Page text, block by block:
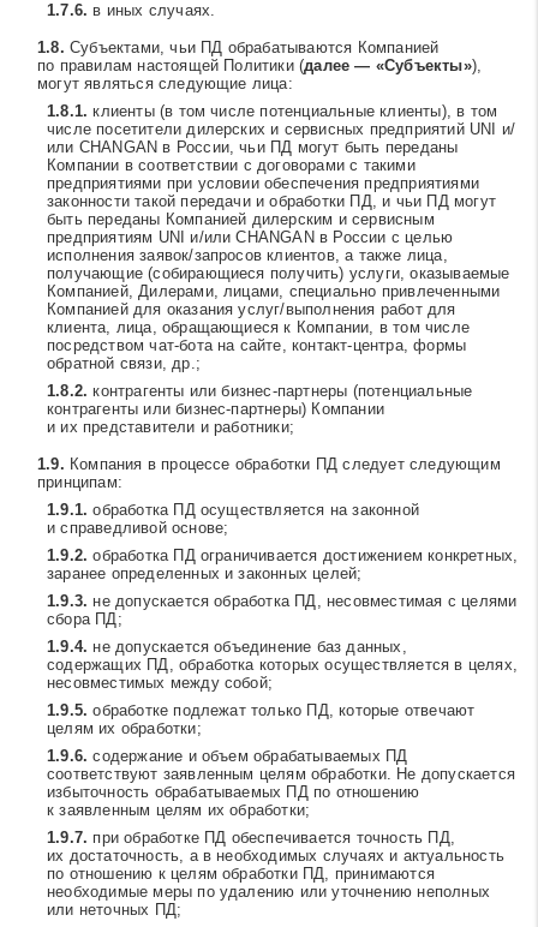
в иных случаях.
Субъектами, чьи ПД обрабатываются Компанией
по правилам настоящей Политики (далее — «Субъекты»),
могут являться следующие лица:
клиенты (в том числе потенциальные клиенты), в том
числе посетители дилерских и сервисных предприятий UNI и/
или CHANGAN в России, чьи ПД могут быть переданы
Компании в соответствии с договорами с такими
предприятиями при условии обеспечения предприятиями
законности такой передачи и обработки ПД, и чьи ПД могут
быть переданы Компанией дилерским и сервисным
предприятиям UNI и/или CHANGAN в России с целью
исполнения заявок/запросов клиентов, а также лица,
получающие (собирающиеся получить) услуги, оказываемые
Компанией, Дилерами, лицами, специально привлеченными
Компанией для оказания услуг/выполнения работ для
клиента, лица, обращающиеся к Компании, в том числе
посредством чат-бота на сайте, контакт-центра, формы
обратной связи, др.;
контрагенты или бизнес-партнеры (потенциальные
контрагенты или бизнес-партнеры) Компании
и их представители и работники;
Компания в процессе обработки ПД следует следующим
принципам:
обработка ПД осуществляется на законной
и справедливой основе;
обработка ПД ограничивается достижением конкретных,
заранее определенных и законных целей;
не допускается обработка ПД, несовместимая с целями
сбора ПД;
не допускается объединение баз данных,
содержащих ПД, обработка которых осуществляется в целях,
несовместимых между собой;
обработке подлежат только ПД, которые отвечают
целям их обработки;
содержание и объем обрабатываемых ПД
соответствуют заявленным целям обработки. Не допускается
избыточность обрабатываемых ПД по отношению
к заявленным целям их обработки;
при обработке ПД обеспечивается точность ПД,
их достаточность, а в необходимых случаях и актуальность
по отношению к целям обработки ПД, принимаются
необходимые меры по удалению или уточнению неполных
или неточных ПД;